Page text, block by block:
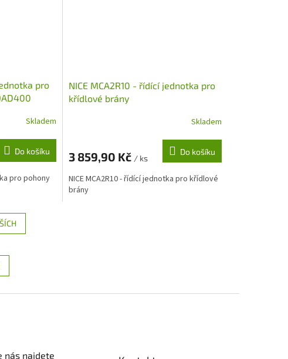
pro
Skladem
Do košíku
pro pohony
NICE MCA2R10 - řídící jednotka pro
křídlové brány
Skladem
3 859,90 Kč / ks
Do košíku
NICE MCA2R10 - řídící jednotka pro křídlové
brány
nás najdete